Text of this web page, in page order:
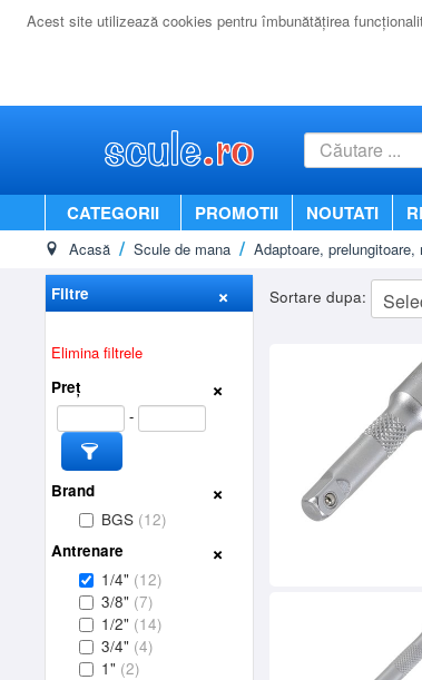
Acest site utilizează cookies pentru îmbunătăţirea
CATEGORII PROMOTII NOUTATI
Acasă Scule de mana Adaptoare, prelungitoare,
Filtre
Elimina filtrele
Preț
-
Brand
BGS (12)
Antrenare
1/4" (12)
3/8" (7)
1/2" (14)
3/4" (4)
1" (2)
Sortare dupa: